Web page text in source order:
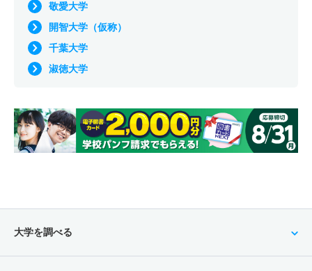
敬愛大学
開智大学（仮称）
千葉大学
淑徳大学
大学を調べる